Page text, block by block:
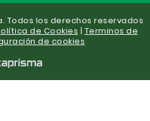
Todos los derechos reservados
de Cookies | Terminos de
de cookies